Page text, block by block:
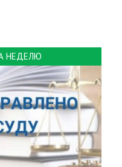
НЕДЕЛЮ